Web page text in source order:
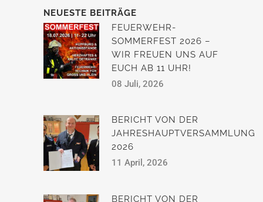
NEUESTE BEITRÄGE
FEUERWEHR-
SOMMERFEST 2026 –
WIR FREUEN UNS AUF
EUCH AB 11 UHR!
08 Juli, 2026
BERICHT VON DER
JAHRESHAUPTVERSAMMLUNG
2026
11 April, 2026
BERICHT VON DER